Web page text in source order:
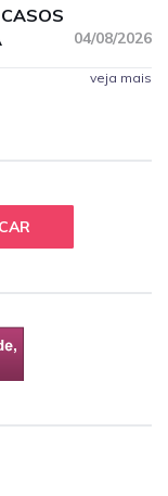
04/08/2026
veja mais